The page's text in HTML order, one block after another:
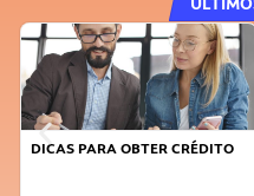
DICAS PARA OBTER CRÉDITO